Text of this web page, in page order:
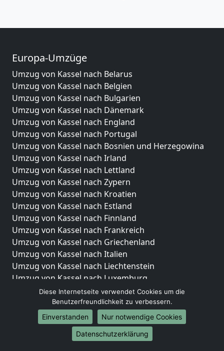
Europa-Umzüge
Umzug von Kassel nach Belarus
Umzug von Kassel nach Belgien
Umzug von Kassel nach Bulgarien
Umzug von Kassel nach Dänemark
Umzug von Kassel nach England
Umzug von Kassel nach Portugal
Umzug von Kassel nach Bosnien und Herzegowina
Umzug von Kassel nach Irland
Umzug von Kassel nach Lettland
Umzug von Kassel nach Zypern
Umzug von Kassel nach Kroatien
Umzug von Kassel nach Estland
Umzug von Kassel nach Finnland
Umzug von Kassel nach Frankreich
Umzug von Kassel nach Griechenland
Umzug von Kassel nach Italien
Umzug von Kassel nach Liechtenstein
Umzug von Kassel nach Luxemburg
Umzug von Kassel nach Niederlande
Umzug von Kassel nach Norwegen
Umzüge-Deutschlandweit
Umzug von Kassel nach Berlin
Diese Internetseite verwendet Cookies um die
Benutzerfreundlichkeit zu verbessern.
Einverstanden
Nur notwendige Cookies
Datenschutzerklärung